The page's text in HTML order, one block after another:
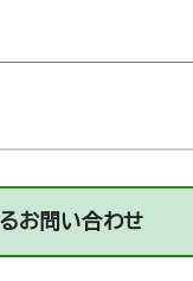
お問い合わせ